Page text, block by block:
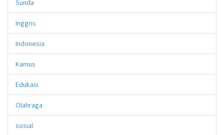
Sunda
Inggris
Indonesia
Kamus
Edukasi
Olahraga
sosial